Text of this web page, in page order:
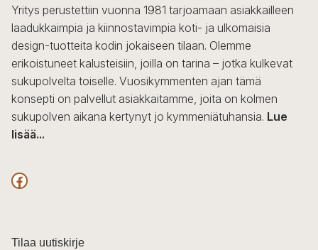
Yritys perustettiin vuonna 1981 tarjoamaan asiakkailleen
laadukkaimpia ja kiinnostavimpia koti- ja ulkomaisia
design-tuotteita kodin jokaiseen tilaan. Olemme
erikoistuneet kalusteisiin, joilla on tarina – jotka kulkevat
sukupolvelta toiselle. Vuosikymmenten ajan tämä
konsepti on palvellut asiakkaitamme, joita on kolmen
sukupolven aikana kertynyt jo kymmeniätuhansia. Lue
lisää...
F
c
Tilaa uutiskirje